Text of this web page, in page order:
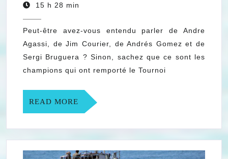
des
années
90
15 h 28 min
Peut-être avez-vous entendu parler de Andre
Agassi, de Jim Courier, de Andrés Gomez et de
Sergi Bruguera ? Sinon, sachez que ce sont les
champions qui ont remporté le Tournoi
READ MORE READ
MORE